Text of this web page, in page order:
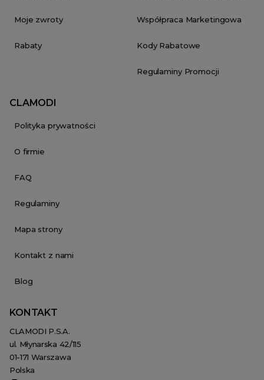
Moje zwroty
Rabaty
Współpraca Marketingowa
Kody Rabatowe
Regulaminy Promocji
CLAMODI
Polityka prywatności
O firmie
FAQ
Regulaminy
Mapa strony
Kontakt z nami
Blog
KONTAKT
CLAMODI P.S.A.
ul. Młynarska 42/115
01-171 Warszawa
Polska